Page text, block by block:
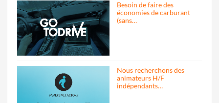
Besoin de faire des
économies de carburant
(sans…
Nous recherchons des
animateurs H/F
indépendants…